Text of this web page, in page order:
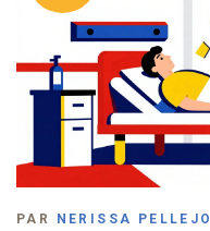
PAR NERISSA PELLEJO